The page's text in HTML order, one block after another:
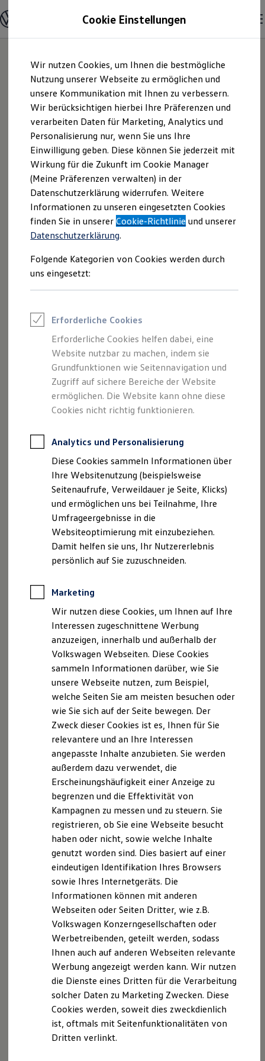
Hauptinhalt
springen
Footer
springen
Modelle und Konfigurator
Konfigurator
Modelle vergleichen
Elektroautos
ENERGY Sondermodelle
Nutzfahrzeuge
SUV und CUV
Familienautos
Kombis
Kompaktwagen
Sportwagen
Schnell verfügbare Fahrzeuge
Angebote und Produkte
Aktuelle Angebote
E-Auto-Förderung
Volkswagen Marktplatz
Die ENERGY Sondermodelle
Junge Gebrauchtwagen und Gebrauchtwagen
Volkswagen Zertifizierte Gebrauchtwagen
Elektromobilität bei Gebrauchtwagen
Saisonangebote
Reifenpakete
Leasing
Leasing-Angebote
Elektroauto Leasing
Kleinwagen-Leasing
Leasing ohne Anzahlung
Finanzierung
Autokredit mit Schlussrate
Versicherungen und Garantien
Kfz-Versicherung
Restschuldversicherungen
Garantien
Professional Class bei Volkswagen
Behörden
Direktkunden
Sonderfahrzeuge
Anpfiff zum Gewinn
Elektromobilität
Elektroautos
ID. Tutorials
Elektrofahrzeugkonzepte
ID. EVERY1
Reichweite
Rekuperation
Laden unterwegs
Laden Zuhause
Ladestationen finden
Ladezeitensimulator
Batterie
Sicherheit
Nachhaltigkeit
Technologie
Kosten und Kauf
Kaufoptionen
E-Auto-Förderung
Software und Konnektivität
Die ID. Software 6
ID. Software Versionen und Updates
Digitale Extras
Schnittstellen zu Ihrem ID.
Hybridautos
Marke und Erlebnis
Volkswagen R und R Experience
R-Modelle
R Experience
Driving Experience
Volkswagen entdecken
Werkbesichtigung
Lifestyle Shop
T-Roc Kollektion
Golf Kollektion
ID. Kollektion
Volkswagen Kollektion
R-Kollektion
GTI Kollektion
Fußball Drop
we drive football
#wedriveproud
Besitzer und Service
Software Updates
Service und Ersatzteile
Dinkel + Heiny
GmbH | Impressum
& Rechtliches
Hier finden Sie Informationen über uns
(Dinkel + Heiny GmbH) als
verantwortlichen Anbieter von Inhalten
und Angeboten, die auf dieser Website
speziell aufgeführt sind.
Impressum
Datenschutzerklärung
Nutzung von Terminbuchung Online
Impressum
Angaben gemäß § 5 TMG
Dinkel + Heiny GmbH
Industriestr. 21
79341 Kenzingen
Handelsregister: HRB 721629
Registergericht: Amtsgericht Freiburg im Breisgau
Markus Dinkel
Sebastian Heiny
Kontakt
Telefon: +49 (0) 7644 926970
Telefax: +49 (0) 7644 92697299
E-Mail:info@dinkel-heiny.de
Umsatzsteuer-ID
Umsatzsteuer-Identifikationsnummer gemäß § 27 a
Umsatzsteuergesetz:DE 329127567
Verbraucher­streit­beilegung/Universal­schlichtungs­
Wir sind nicht bereit oder verpflichtet, an
Streitbeilegungsverfahren vor einer
Verbraucherschlichtungsstelle teilzunehmen.
Haftung für Inhalte
Als Diensteanbieter sind wir gemäß § 7 Abs.1 TMG
für eigene Inhalte auf diesen Seiten nach den
allgemeinen Gesetzen verantwortlich. Nach §§ 8 bis
10 TMG sind wir als Diensteanbieter jedoch nicht
verpflichtet, übermittelte oder gespeicherte fremde
Informationen zu überwachen oder nach Umständen
zu forschen, die auf eine rechtswidrige Tätigkeit
hinweisen.
Verpflichtungen zur Entfernung oder Sperrung der
Nutzung von Informationen nach den allgemeinen
Gesetzen bleiben hiervon unberührt. Eine
diesbezügliche Haftung ist jedoch erst ab dem
Zeitpunkt der Kenntnis einer konkreten
Rechtsverletzung möglich. Bei Bekanntwerden von
entsprechenden Rechtsverletzungen werden wir
Cookie Einstellungen
Wir nutzen Cookies, um Ihnen die bestmögliche
Nutzung unserer Webseite zu ermöglichen und
unsere Kommunikation mit Ihnen zu verbessern.
Wir berücksichtigen hierbei Ihre Präferenzen und
verarbeiten Daten für Marketing, Analytics und
Personalisierung nur, wenn Sie uns Ihre
Einwilligung geben. Diese können Sie jederzeit mit
Wirkung für die Zukunft im Cookie Manager
(Meine Präferenzen verwalten) in der
Datenschutzerklärung widerrufen. Weitere
Informationen zu unseren eingesetzten Cookies
finden Sie in unsererCookie-Richtlinie und unserer
Datenschutzerklärung.
Folgende Kategorien von Cookies werden durch
uns eingesetzt:
Erforderliche Cookies
Erforderliche Cookies helfen dabei, eine
Website nutzbar zu machen, indem sie
Grundfunktionen wie Seitennavigation und
Zugriff auf sichere Bereiche der Website
ermöglichen. Die Website kann ohne diese
Cookies nicht richtig funktionieren.
Analytics und Personalisierung
Diese Cookies sammeln Informationen über
Ihre Websitenutzung (beispielsweise
Seitenaufrufe, Verweildauer je Seite, Klicks)
und ermöglichen uns bei Teilnahme, Ihre
Umfrageergebnisse in die
Websiteoptimierung mit einzubeziehen.
Damit helfen sie uns, Ihr Nutzererlebnis
persönlich auf Sie zuzuschneiden.
Marketing
Wir nutzen diese Cookies, um Ihnen auf Ihre
Interessen zugeschnittene Werbung
anzuzeigen, innerhalb und außerhalb der
Volkswagen Webseiten. Diese Cookies
sammeln Informationen darüber, wie Sie
unsere Webseite nutzen, zum Beispiel,
welche Seiten Sie am meisten besuchen oder
wie Sie sich auf der Seite bewegen. Der
Zweck dieser Cookies ist es, Ihnen für Sie
relevantere und an Ihre Interessen
angepasste Inhalte anzubieten. Sie werden
außerdem dazu verwendet, die
Erscheinungshäufigkeit einer Anzeige zu
begrenzen und die Effektivität von
Kampagnen zu messen und zu steuern. Sie
registrieren, ob Sie eine Webseite besucht
haben oder nicht, sowie welche Inhalte
genutzt worden sind. Dies basiert auf einer
eindeutigen Identifikation Ihres Browsers
sowie Ihres Internetgeräts. Die
Informationen können mit anderen
Webseiten oder Seiten Dritter, wie z.B.
Volkswagen Konzerngesellschaften oder
Werbetreibenden, geteilt werden, sodass
Ihnen auch auf anderen Webseiten relevante
Werbung angezeigt werden kann. Wir nutzen
die Dienste eines Dritten für die Verarbeitung
solcher Daten zu Marketing Zwecken. Diese
Cookies werden, soweit dies zweckdienlich
ist, oftmals mit Seitenfunktionalitäten von
Dritten verlinkt.